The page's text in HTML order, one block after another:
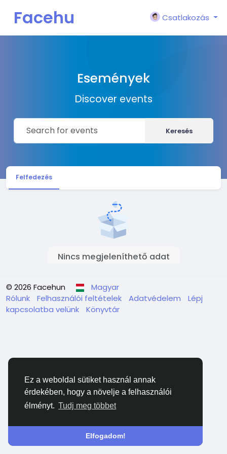
Ez a weboldal sütiket használ annak
érdekében, hogy a növelje a felhasználói
élményt. Tudj meg többet
Elfogadom!
Facehu
Csatlakozás
Események
Discover events
Keresés
Felfedezés
Nincs megjeleníthető adat
© 2026 Facehun
Magyar
Rólunk
Felhasználói feltételek Adatvédelem
Lépj
kapcsolatba velünk
Könyvtár